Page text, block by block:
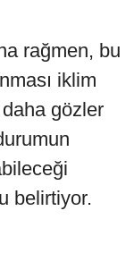
rağmen, bu
iklim
gözler
belirtiyor.